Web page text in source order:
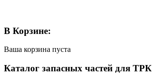
В Корзине:
Ваша корзина пуста
Каталог запасных частей для ТРК